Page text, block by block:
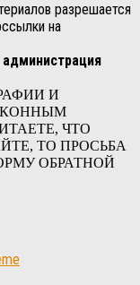
разрешается
на
И
ЧТО
ТО ПРОСЬБА
ОБРАТНОЙ